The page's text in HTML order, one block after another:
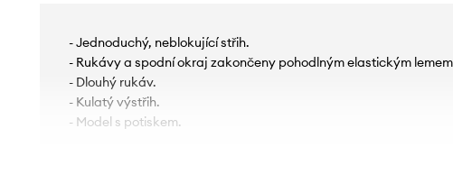
- Jednoduchý, neblokující střih.
- Rukávy a spodní okraj zakončeny pohodlným elastickým
- Dlouhý rukáv.
- Kulatý výstřih.
- Model s potiskem.